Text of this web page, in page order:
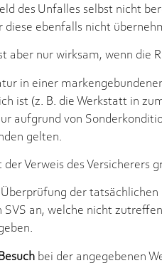
des Unfalles selbst nicht
diese ebenfalls nicht
aber nur wirksam, wenn die
in einer
ist (z. B. die Werkstatt in
aufgrund von
gelten.
Verweis des Versicherers
der
an, welche nicht
bei der angegebenen